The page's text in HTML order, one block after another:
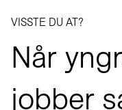
VISSTE DU AT?
Når
jobber